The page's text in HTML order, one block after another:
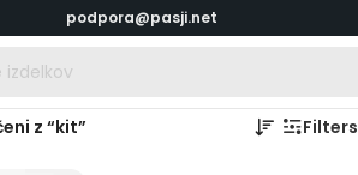
podpora@pasji.net
z “kit” Filters